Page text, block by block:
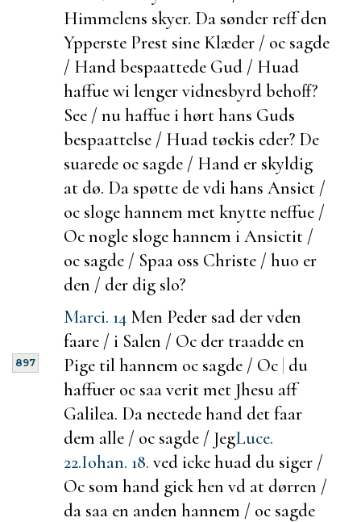
Himmelens skyer. Da sønder reff den
Ypperste Prest sine Klæder / oc sagde
/ Handbespaattede Gud / Huad
haffue wi lenger vidnesbyrdbehoff?
See / nu haffue i hørt hans Guds
bespaattelse / Huad tøckis eder? De
suarede oc sagde / Hand er skyldig
at dø. Da spøtte de vdi hans Ansict /
oc sloge hannem met knytte neffue /
Oc nogle sloge hannem i Ansictit /
oc sagde / Spaa oss Christe / huo er
den / der dig slo?
Marci. 14 Men Peder sad der vden
faare / i Salen / Oc der traadde en
Pige til hannem oc sagde / Oc |
897
du
haffuer oc saa verit met Jhesu aff
Galilea. Da nectede hand det faar
dem alle / oc sagde / JegLuce.
22.Iohan. 18. ved icke huad du siger /
Oc som hand gick hen vd at dørren /
da saa en anden hannem / oc sagde